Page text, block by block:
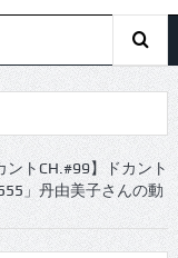
ントCH.#99】ドカント
」丹由美子さんの動